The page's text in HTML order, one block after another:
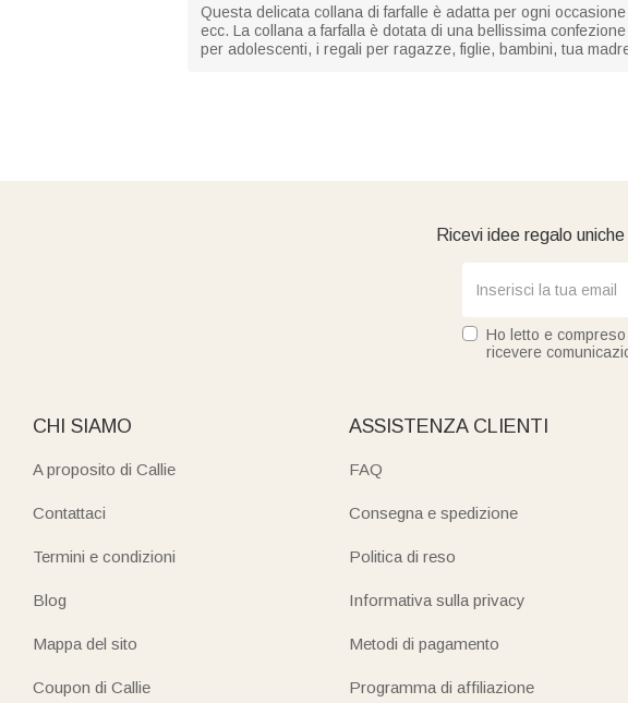
Questa delicata collana di farfalle è adatta per ogni
ecc. La collana a farfalla è dotata di una bellissima
per adolescenti, i regali per ragazze, figlie, bambini, tua
Ricevi idee regalo
Ho letto e compreso
ricevere
CHI SIAMO
A proposito di Callie
Contattaci
Termini e condizioni
Blog
Mappa del sito
Coupon di Callie
ASSISTENZA CLIENTI
FAQ
Consegna e spedizione
Politica di reso
Informativa sulla privacy
Metodi di pagamento
Programma di affiliazione